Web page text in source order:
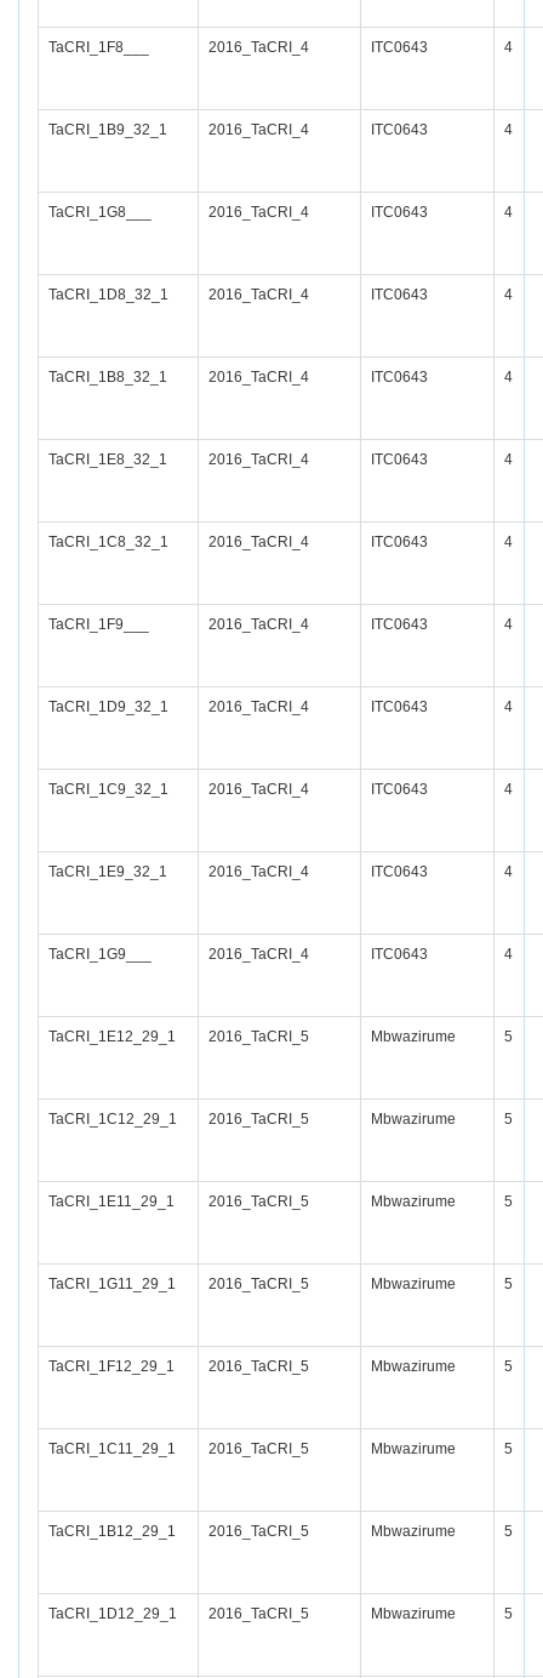
TaCRI_1F8___ 2016_TaCRI_4 ITC0643 4
TaCRI_1B9_32_1 2016_TaCRI_4 ITC0643 4
TaCRI_1G8___ 2016_TaCRI_4 ITC0643 4
TaCRI_1D8_32_1 2016_TaCRI_4 ITC0643 4
TaCRI_1B8_32_1 2016_TaCRI_4 ITC0643 4
TaCRI_1E8_32_1 2016_TaCRI_4 ITC0643 4
TaCRI_1C8_32_1 2016_TaCRI_4 ITC0643 4
TaCRI_1F9___ 2016_TaCRI_4 ITC0643 4
TaCRI_1D9_32_1 2016_TaCRI_4 ITC0643 4
TaCRI_1C9_32_1 2016_TaCRI_4 ITC0643 4
TaCRI_1E9_32_1 2016_TaCRI_4 ITC0643 4
TaCRI_1G9___ 2016_TaCRI_4 ITC0643 4
TaCRI_1E12_29_1 2016_TaCRI_5 Mbwazirume 5
TaCRI_1C12_29_1 2016_TaCRI_5 Mbwazirume 5
TaCRI_1E11_29_1 2016_TaCRI_5 Mbwazirume 5
TaCRI_1G11_29_1 2016_TaCRI_5 Mbwazirume 5
TaCRI_1F12_29_1 2016_TaCRI_5 Mbwazirume 5
TaCRI_1C11_29_1 2016_TaCRI_5 Mbwazirume 5
TaCRI_1B12_29_1 2016_TaCRI_5 Mbwazirume 5
TaCRI_1D12_29_1 2016_TaCRI_5 Mbwazirume 5